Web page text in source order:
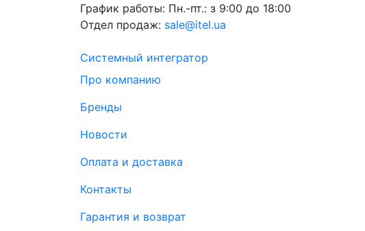
График работы: Пн.-пт.: з 9:00 до 18:00
Отдел продаж: sale@itel.ua
Системный интегратор
Про компанию
Бренды
Новости
Оплата и доставка
Контакты
Гарантия и возврат